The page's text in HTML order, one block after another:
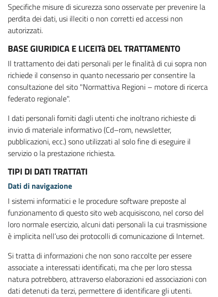
Specifiche misure di sicurezza sono osservate per prevenire la
perdita dei dati, usi illeciti o non corretti ed accessi non
autorizzati.
BASE GIURIDICA E LICEITà DEL TRATTAMENTO
Il trattamento dei dati personali per le finalità di cui sopra non
richiede il consenso in quanto necessario per consentire la
consultazione del sito "Normattiva Regioni – motore di ricerca
federato regionale".
I dati personali forniti dagli utenti che inoltrano richieste di
invio di materiale informativo (Cd–rom, newsletter,
pubblicazioni, ecc.) sono utilizzati al solo fine di eseguire il
servizio o la prestazione richiesta.
TIPI DI DATI TRATTATI
Dati di navigazione
I sistemi informatici e le procedure software preposte al
funzionamento di questo sito web acquisiscono, nel corso del
loro normale esercizio, alcuni dati personali la cui trasmissione
è implicita nell’uso dei protocolli di comunicazione di Internet.
Si tratta di informazioni che non sono raccolte per essere
associate a interessati identificati, ma che per loro stessa
natura potrebbero, attraverso elaborazioni ed associazioni con
dati detenuti da terzi, permettere di identificare gli utenti.